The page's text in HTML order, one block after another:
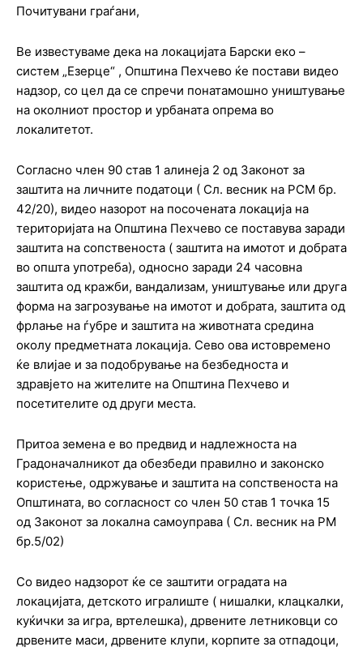
Почитувани граѓани,
Ве известуваме дека на локацијата Барски еко –
систем „Езерце“ , Општина Пехчево ќе постави видео
надзор, со цел да се спречи понатамошно уништување
на околниот простор и урбаната опрема во
локалитетот.
Согласно член 90 став 1 алинеја 2 од Законот за
заштита на личните податоци ( Сл. весник на РСМ бр.
42/20), видео назорот на посочената локација на
територијата на Општина Пехчево се поставува заради
заштита на сопственоста ( заштита на имотот и добрата
во општа употреба), односно заради 24 часовна
заштита од кражби, вандализам, уништување или друга
форма на загрозување на имотот и добрата, заштита од
фрлање на ѓубре и заштита на животната средина
околу предметната локација. Сево ова истовремено
ќе влијае и за подобрување на безбедноста и
здравјето на жителите на Општина Пехчево и
посетителите од други места.
Притоа земена е во предвид и надлежноста на
Градоначалникот да обезбеди правилно и законско
користење, одржување и заштита на сопственоста на
Општината, во согласност со член 50 став 1 точка 15
од Законот за локална самоуправа ( Сл. весник на РМ
бр.5/02)
Со видео надзорот ќе се заштити оградата на
локацијата, детското игралиште ( нишалки, клацкалки,
куќички за игра, вртелешка), дрвените летниковци со
дрвените маси, дрвените клупи, корпите за отпадоци,